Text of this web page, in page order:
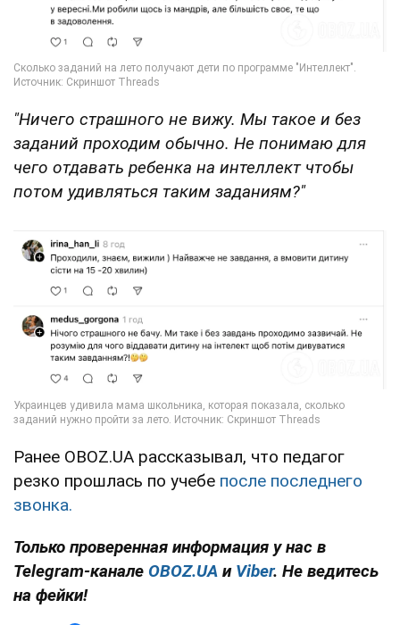
"Ничего страшного не вижу. Мы такое и без
заданий проходим обычно. Не понимаю для
чего отдавать ребенка на интеллект чтобы
потом удивляться таким заданиям?"
Ранее OBOZ.UA рассказывал, что педагог
резко прошлась по учебе после последнего
звонка.
Только проверенная информация у нас в
Telegram-канале OBOZ.UA и Viber. Не ведитесь
на фейки!